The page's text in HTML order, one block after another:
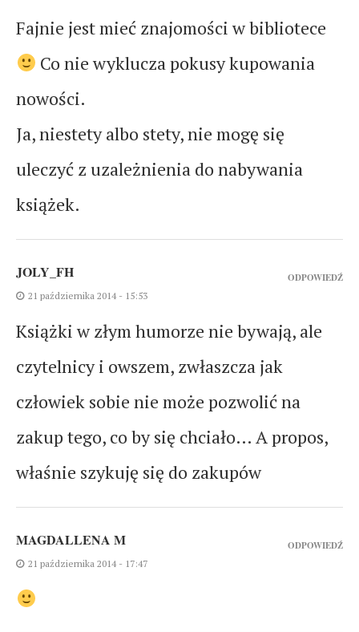
Fajnie jest mieć znajomości w bibliotece
Co nie wyklucza pokusy kupowania
nowości.
Ja, niestety albo stety, nie mogę się
uleczyć z uzależnienia do nabywania
książek.
JOLY_FH
21 października 2014 - 15:53
Książki w złym humorze nie bywają, ale
czytelnicy i owszem, zwłaszcza jak
człowiek sobie nie może pozwolić na
zakup tego, co by się chciało… A propos,
właśnie szykuję się do zakupów
ODPOWIEDŹ
MAGDALLENA M
21 października 2014 - 17:47
ODPOWIEDŹ